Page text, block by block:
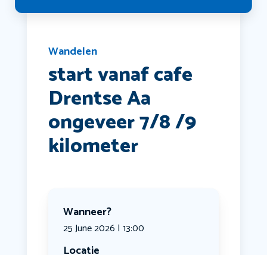
Wandelen
start vanaf cafe
Drentse Aa
ongeveer 7/8 /9
kilometer
Wanneer?
25 June 2026 | 13:00
Locatie